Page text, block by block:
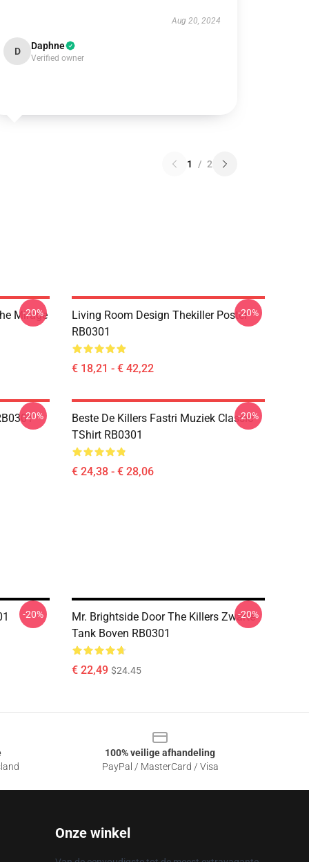
Aug 20, 2024
D Daphne
Verified owner
1 / 2
Mirage
-20%
Living Room Design Thekiller Poster
RB0301
€ 18,21 - € 42,22
-20%
-20%
Beste De Killers Fastri Muziek Classic
TShirt RB0301
€ 24,38 - € 28,06
-20%
-20%
Mr. Brightside Door The Killers Zwarte
Tank Boven RB0301
€ 22,49 $24.45
-20%
100% veilige afhandeling
PayPal / MasterCard / Visa
Onze winkel